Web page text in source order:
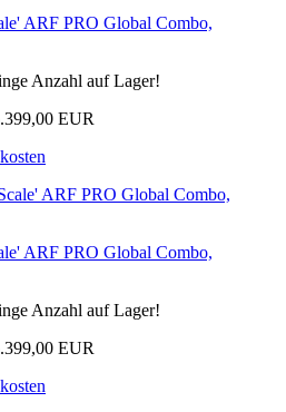
ARF PRO Global Combo,
EUR
ARF PRO Global Combo,
EUR